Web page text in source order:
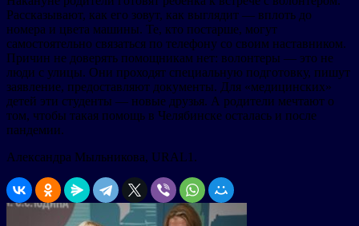
Рассказывают, как его зовут, как выглядит — вплоть до
номера и цвета машины. Те, кто постарше, могут
самостоятельно связаться по телефону со своим наставником.
Причин не доверять помощникам нет: волонтеры — это не
люди с улицы. Они проходят специальную подготовку, пишут
заявление, предоставляют документы. Для «медицинских»
детей эти студенты — новые друзья. А родители мечтают о
том, чтобы такая помощь в Челябинске осталась и после
пандемии.
Александра Мыльникова, URAL1.